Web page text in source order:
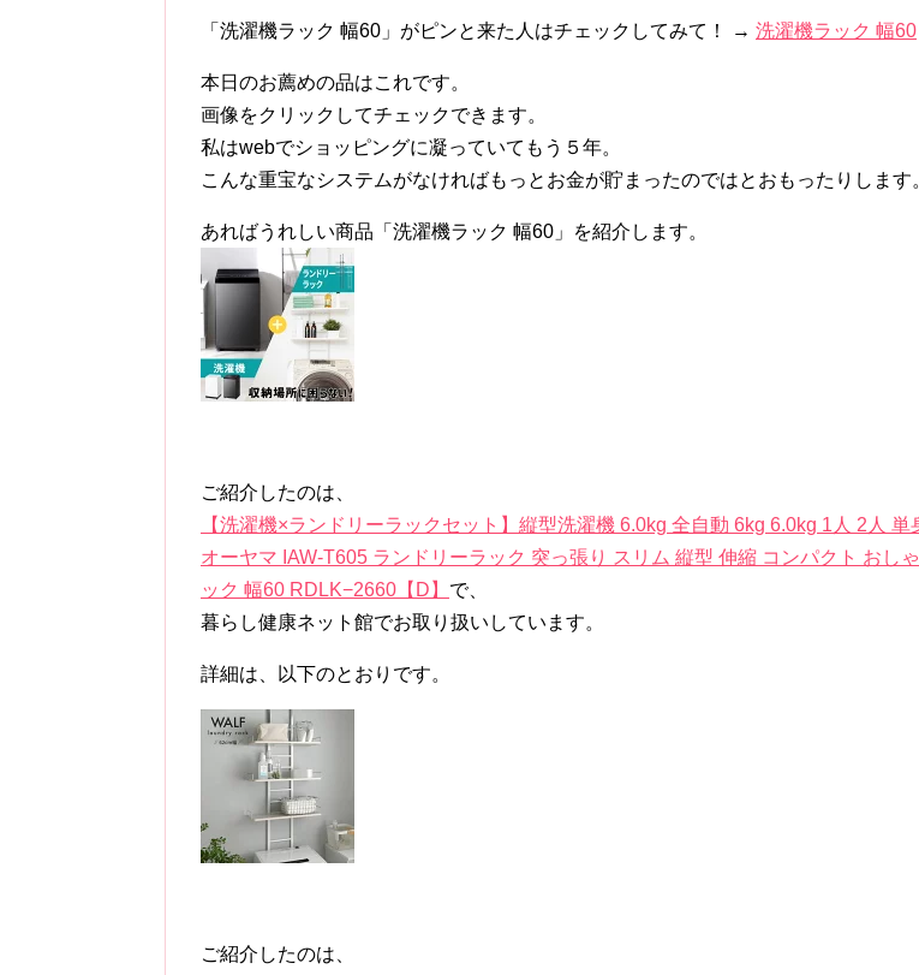
「洗濯機ラック 幅60」がピンと来た人はチェックしてみて！ → 洗濯機ラック 幅60
本日のお薦めの品はこれです。
画像をクリックしてチェックできます。
私はwebでショッピングに凝っていてもう５年。
こんな重宝なシステムがなければもっとお金が貯まったのではとおもったりします
あればうれしい商品「洗濯機ラック 幅60」を紹介します。
ご紹介したのは、
【洗濯機×ランドリーラックセット】縦型洗濯機 6.0kg 全自動 6kg 6.0kg 1人 2人 単
オーヤマ IAW-T605 ランドリーラック 突っ張り スリム 縦型 伸縮 コンパクト おし
ック 幅60 RDLK−2660【D】 で、
暮らし健康ネット館でお取り扱いしています。
詳細は、以下のとおりです。
ご紹介したのは、